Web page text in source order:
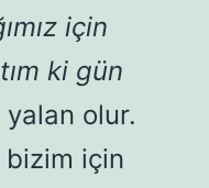
için
ki gün
olur.
bizim için